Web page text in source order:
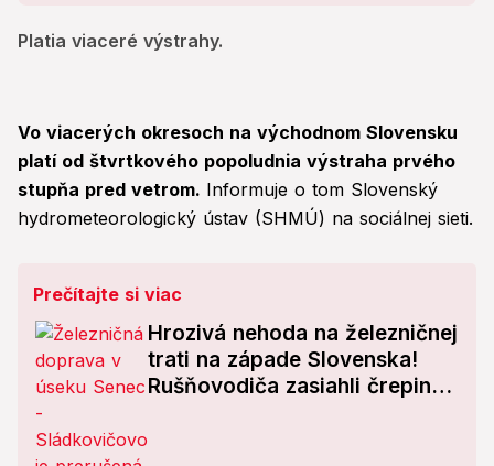
Platia viaceré výstrahy.
Vo viacerých okresoch na východnom Slovensku
platí od štvrtkového popoludnia výstraha prvého
stupňa pred vetrom. Informuje o tom Slovenský
hydrometeorologický ústav (SHMÚ) na sociálnej sieti.
Prečítajte si viac
Hrozivá nehoda na železničnej
trati na západe Slovenska!
Rušňovodiča zasiahli črepiny